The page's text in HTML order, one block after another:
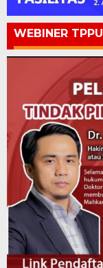
WEBINER TPPU